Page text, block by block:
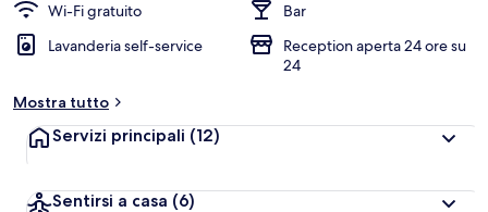
Wi-Fi gratuito
Bar
Lavanderia self-service
Reception aperta 24 ore su
24
Mostra tutto
Servizi principali (12)
Sentirsi a casa (6)